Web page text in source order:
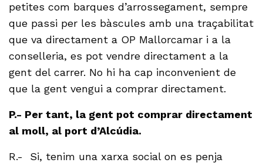
petites com barques d’arrossegament, sempre
que passi per les bàscules amb una traçabilitat
que va directament a OP Mallorcamar i a la
conselleria, es pot vendre directament a la
gent del carrer. No hi ha cap inconvenient de
que la gent vengui a comprar directament.
P.- Per tant, la gent pot comprar directament
al moll, al port d’Alcúdia.
R.- Si, tenim una xarxa social on es penja